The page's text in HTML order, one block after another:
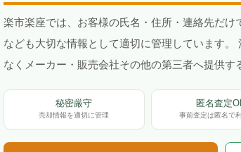
楽市楽座では、お客様の氏名・住所・連絡先だ
なども大切な情報として適切に管理しています
なくメーカー・販売会社その他の第三者へ提供す
秘密厳守
売却情報を適切に管理
匿名査定
事前査定は匿名で